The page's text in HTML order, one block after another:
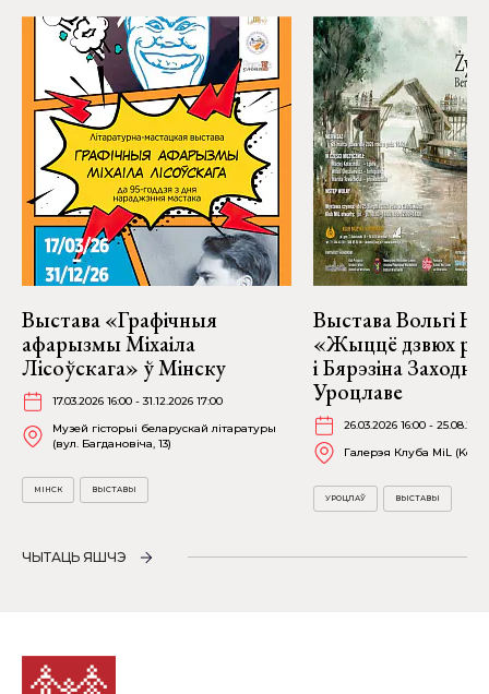
Выстава «Графічныя
афарызмы Міхаіла
Лісоўскага» ў Мінску
17.03.2026 16:00 - 31.12.2026 17:00
Музей гісторыі беларускай літаратуры
(вул. Багдановіча, 13)
МІНСК ВЫСТАВЫ
Выстава Вольгі
«Жыццё дзвюх
і Бярэзіна
Уроцлаве
26.03.2026 16:00 -
Галерэя Клуба MiL
УРОЦЛАЎ ВЫСТАВЫ
ЧЫТАЦЬ ЯШЧЭ